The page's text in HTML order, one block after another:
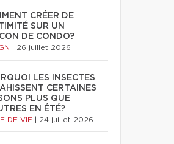
CRÉER DE
SUR UN
DE CONDO?
26 juillet 2026
LES INSECTES
CERTAINES
PLUS QUE
EN ÉTÉ?
DE VIE 24 juillet 2026